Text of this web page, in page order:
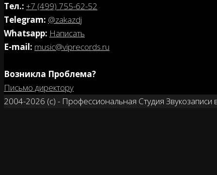
Tел.: +7 (499) 755-62-52
Telegram: @zakazdj
Whatsapp: Написать
E-mail: music@viprecords.ru
Возникла Проблема?
Письмо директору
2004-2026 (с) - Профессиональная Студия